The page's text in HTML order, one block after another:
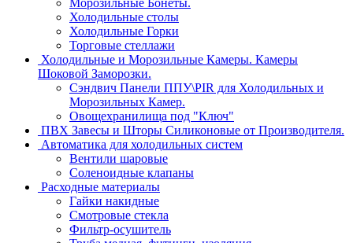
Морозильные Бонеты.
Холодильные столы
Холодильные Горки
Торговые стеллажи
Холодильные и Морозильные Камеры. Камеры
Шоковой Заморозки.
Сэндвич Панели ППУ\PIR для Холодильных и
Морозильных Камер.
Овощехранилища под "Ключ"
ПВХ Завесы и Шторы Силиконовые от Производителя.
Автоматика для холодильных систем
Вентили шаровые
Соленоидные клапаны
Расходные материалы
Гайки накидные
Смотровые стекла
Фильтр-осушитель